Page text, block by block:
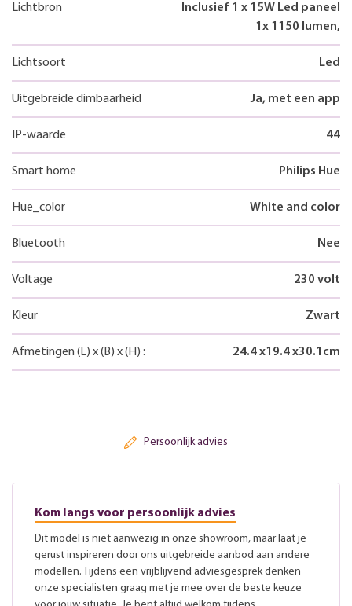
Lichtbron
Inclusief 1 x 15W Led paneel
1x 1150 lumen,
Lichtsoort Led
Uitgebreide dimbaarheid Ja, met een app
IP-waarde 44
Smart home Philips Hue
Hue_color White and color
Bluetooth Nee
Voltage 230 volt
Kleur Zwart
Afmetingen (L) x(B) x(H) : 24.4x19.4x30.1 cm
Persoonlijk advies
Kom langs voor persoonlijk advies
Dit model is niet aanwezig in onze showroom, maar laat je
gerust inspireren door ons uitgebreide aanbod aan andere
modellen. Tijdens een vrijblijvend adviesgesprek denken
onze specialisten graag met je mee over de beste keuze